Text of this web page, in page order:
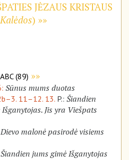
JĖZAUS KRISTAUS
Kalėdos)
(89)
Sūnus mums duotas
11–12. 13. P.: Šiandien
Jis yra Viešpats
Dievo malonė pasirodė visiems
Šiandien jums gimė Išganytojas